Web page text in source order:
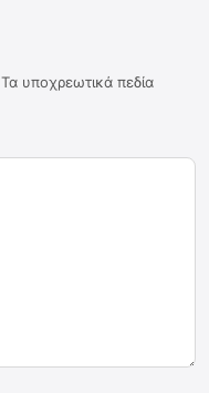
Τα υποχρεωτικά πεδία